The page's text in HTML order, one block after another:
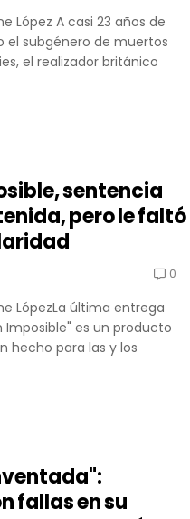
López A casi 23 años de
el subgénero de muertos
el realizador británico
sentencia
pero le faltó
0
LópezLa última entrega
Imposible" es un producto
hecho para las y los
fallas en su